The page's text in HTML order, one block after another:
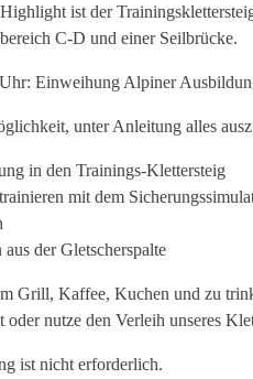
ist der
C-D und einer Seilbrücke.
Einweihung Alpiner
unter Anleitung alles
in den Trainings-Klettersteig
mit dem
aus der Gletscherspalte
Grill, Kaffee, Kuchen und zu
oder nutze den Verleih unseres
ist nicht erforderlich.